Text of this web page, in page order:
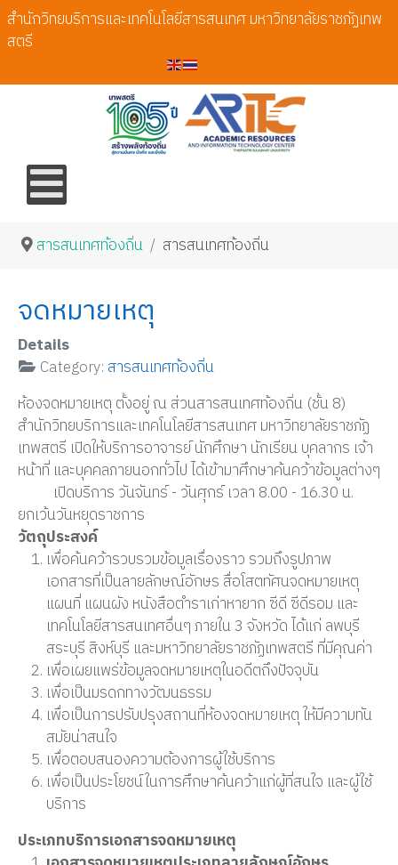
สำนักวิทยบริการและเทคโนโลยีสารสนเทศ มหาวิทยาลัยราชภัฏเทพ
สตรี
สารสนเทศท้องถิ่น สารสนเทศท้องถิ่น
จดหมายเหตุ
Details
Category: สารสนเทศท้องถิ่น
ห้องจดหมายเหตุ ตั้งอยู่ ณ ส่วนสารสนเทศท้องถิ่น (ชั้น 8)
สำนักวิทยบริการและเทคโนโลยีสารสนเทศ มหาวิทยาลัยราชภัฏ
เทพสตรี เปิดให้บริการอาจารย์ นักศึกษา นักเรียน บุคลากร เจ้า
หน้าที่ และบุคคลภายนอกทั่วไป ได้เข้ามาศึกษาค้นคว้าข้อมูลต่างๆ
เปิดบริการ วันจันทร์ - วันศุกร์ เวลา 8.00 - 16.30 น.
ยกเว้นวันหยุดราชการ
วัตถุประสงค์
เพื่อค้นคว้ารวบรวมข้อมูลเรื่องราว รวมถึงรูปภาพ
เอกสารที่เป็นลายลักษณ์อักษร สื่อโสตทัศนจดหมายเหตุ
แผนที่ แผนผัง หนังสือตำราเก่าหายาก ซีดี ซีดีรอม และ
เทคโนโลยีสารสนเทศอื่นๆ ภายใน 3 จังหวัด ได้แก่ ลพบุรี
สระบุรี สิงห์บุรี และมหาวิทยาลัยราชภัฏเทพสตรี ที่มีคุณค่า
เพื่อเผยแพร่ข้อมูลจดหมายเหตุในอดีตถึงปัจจุบัน
เพื่อเป็นมรดกทางวัฒนธรรม
เพื่อเป็นการปรับปรุงสถานที่ห้องจดหมายเหตุ ให้มีความทัน
สมัยน่าสนใจ
เพื่อตอบสนองความต้องการผู้ใช้บริการ
เพื่อเป็นประโยชน์ในการศึกษาค้นคว้าแก่ผู้ที่สนใจ และผู้ใช้
บริการ
ประเภทบริการเอกสารจดหมายเหตุ